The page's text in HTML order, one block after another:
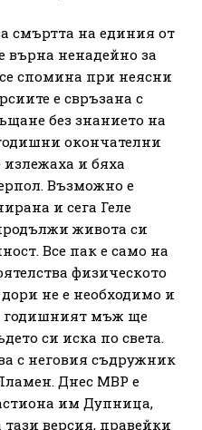
смъртта на единия от
върна ненадейно за
спомина при неясни
е свръзана с
без знанието на
окончателни
и бяха
Възможно е
и сега Геле
живота си
Все пак е само на
физическото
не е необходимо и
годишният мъж ще
си иска по света.
с неговия съдружник
Днес МВР е
им Дупница,
тази версия, правейки